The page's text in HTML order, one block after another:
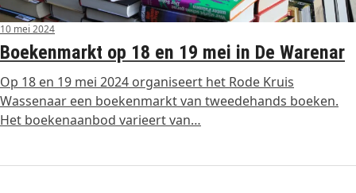
10 mei 2024
Boekenmarkt op 18 en 19 mei in De Warenar
Op 18 en 19 mei 2024 organiseert het Rode Kruis
Wassenaar een boekenmarkt van tweedehands boeken.
Het boekenaanbod varieert van…